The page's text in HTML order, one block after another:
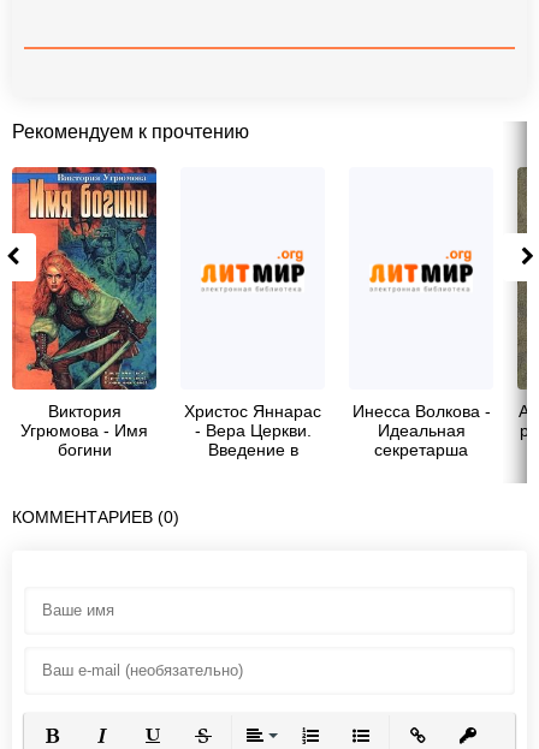
Рекомендуем к прочтению
Виктория
Угрюмова - Имя
богини
Христос Яннарас
- Вера Церкви.
Введение в
Инесса Волкова -
Идеальная
секретарша
КОММЕНТАРИЕВ (0)